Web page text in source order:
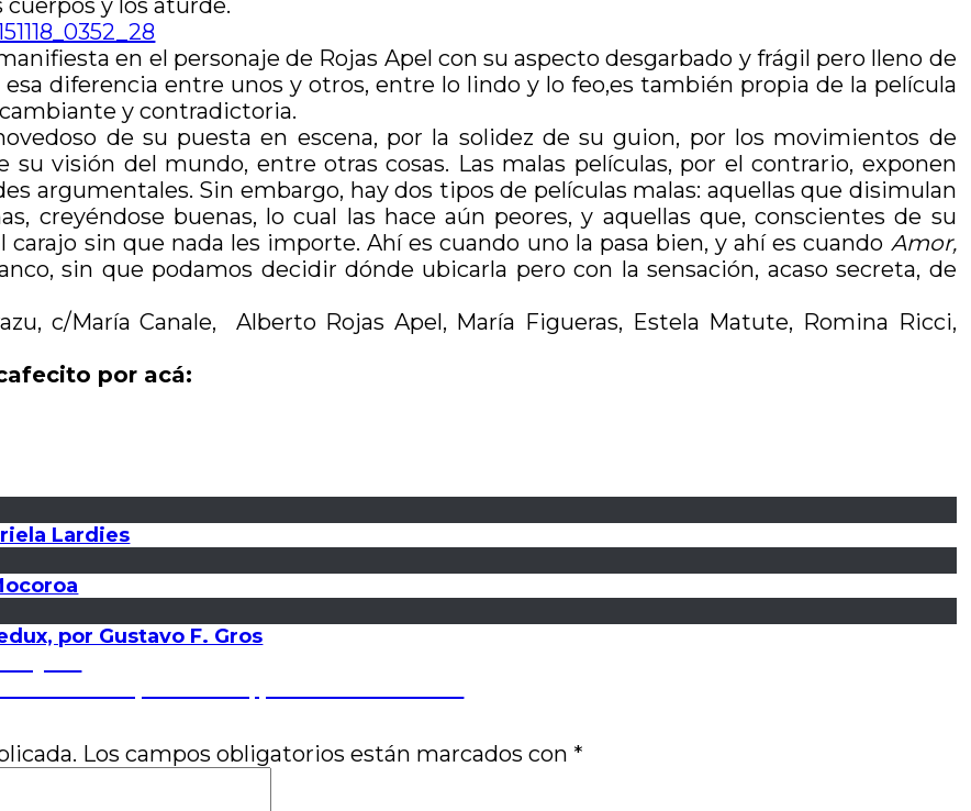
y los aturde.
en el personaje de Rojas Apel con su aspecto desgarbado y frágil pero lleno de
diferencia entre unos y otros, entre lo lindo y lo feo,es también propia de la película
y contradictoria.
de su puesta en escena, por la solidez de su guion, por los movimientos de
visión del mundo, entre otras cosas. Las malas películas, por el contrario, exponen
argumentales. Sin embargo, hay dos tipos de películas malas: aquellas que disimulan
creyéndose buenas, lo cual las hace aún peores, y aquellas que, conscientes de su
sin que nada les importe. Ahí es cuando uno la pasa bien, y ahí es cuando Amor,
sin que podamos decidir dónde ubicarla pero con la sensación, acaso secreta, de
c/María Canale, Alberto Rojas Apel, María Figueras, Estela Matute, Romina Ricci,
por acá:
Lardies
por Gustavo F. Gros
Los campos obligatorios están marcados con *